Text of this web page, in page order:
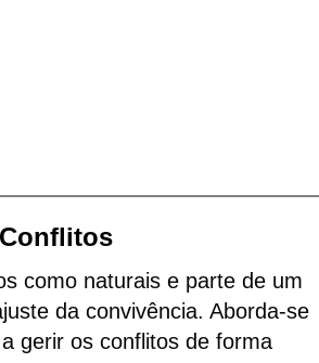
como naturais e parte de um
da convivência. Aborda-se
gerir os conflitos de forma